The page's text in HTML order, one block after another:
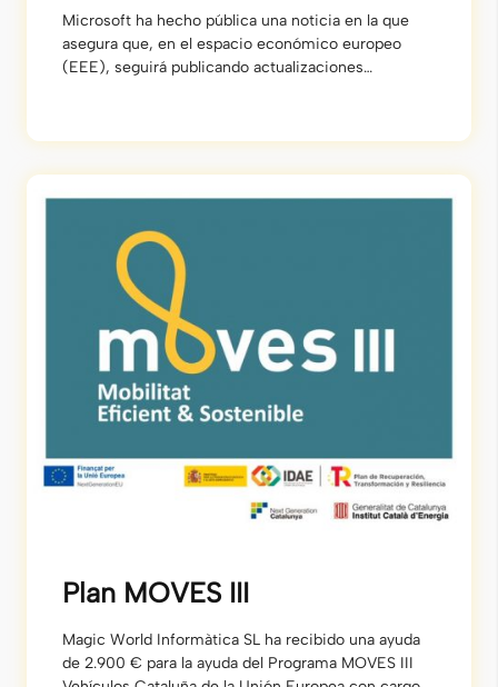
en Europa
Microsoft ha hecho pública una noticia en la que
asegura que, en el espacio económico europeo
(EEE), seguirá publicando actualizaciones
hasta dentro de un año, el 14 de octubre de 2026.
Plan MOVES III
Magic World Informàtica SL ha recibido una ayuda
de 2.900 € para la ayuda del Programa MOVES III